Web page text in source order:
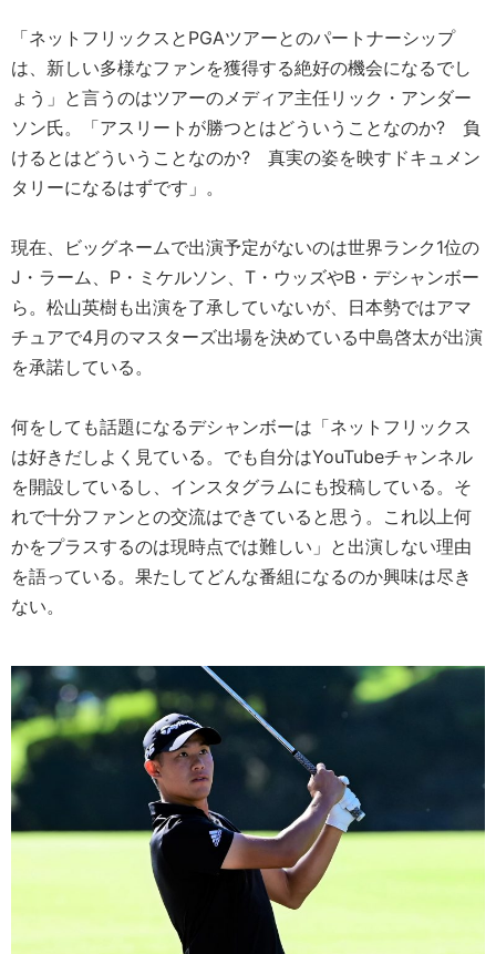
「ネットフリックスとPGAツアーとのパートナーシップ
は、新しい多様なファンを獲得する絶好の機会になるでし
ょう」と言うのはツアーのメディア主任リック・アンダー
ソン氏。「アスリートが勝つとはどういうことなのか? 負
けるとはどういうことなのか? 真実の姿を映すドキュメン
タリーになるはずです」。
現在、ビッグネームで出演予定がないのは世界ランク1位の
J・ラーム、P・ミケルソン、T・ウッズやB・デシャンボー
ら。松山英樹も出演を了承していないが、日本勢ではアマ
チュアで4月のマスターズ出場を決めている中島啓太が出演
を承諾している。
何をしても話題になるデシャンボーは「ネットフリックス
は好きだしよく見ている。でも自分はYouTubeチャンネル
を開設しているし、インスタグラムにも投稿している。そ
れで十分ファンとの交流はできていると思う。これ以上何
かをプラスするのは現時点では難しい」と出演しない理由
を語っている。果たしてどんな番組になるのか興味は尽き
ない。